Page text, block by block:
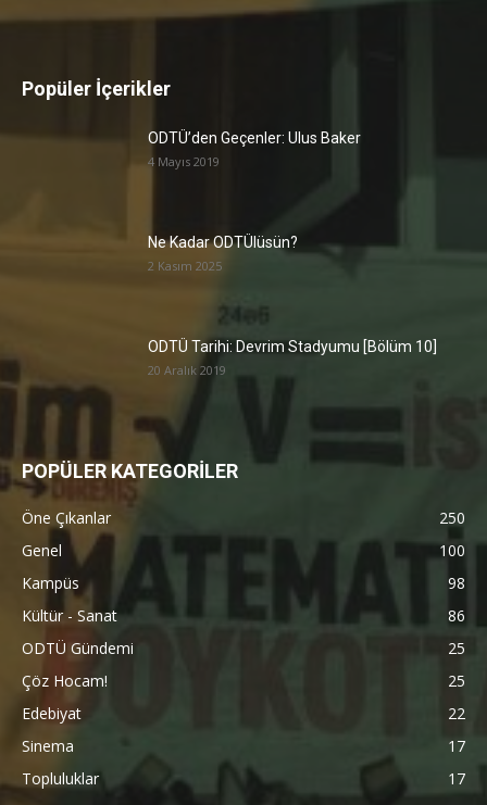
Popüler İçerikler
ODTÜ’den Geçenler: Ulus Baker
4 Mayıs 2019
Ne Kadar ODTÜlüsün?
2 Kasım 2025
ODTÜ Tarihi: Devrim Stadyumu [Bölüm 10]
20 Aralık 2019
POPÜLER KATEGORİLER
Öne Çıkanlar
250
Genel
100
Kampüs
98
Kültür - Sanat
86
ODTÜ Gündemi
25
Çöz Hocam!
25
Edebiyat
22
Sinema
17
Topluluklar
17